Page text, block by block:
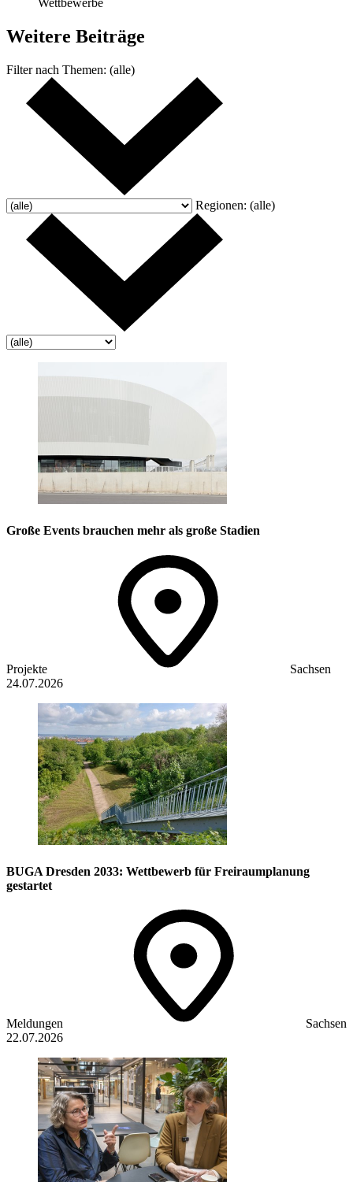
Wettbewerbe
Weitere Beiträge
Filter nach Themen: (alle)
Regionen: (alle)
Große Events brauchen mehr als große Stadien
Projekte
Sachsen
24.07.2026
BUGA Dresden 2033: Wettbewerb für Freiraumplanung
gestartet
Meldungen
Sachsen
22.07.2026